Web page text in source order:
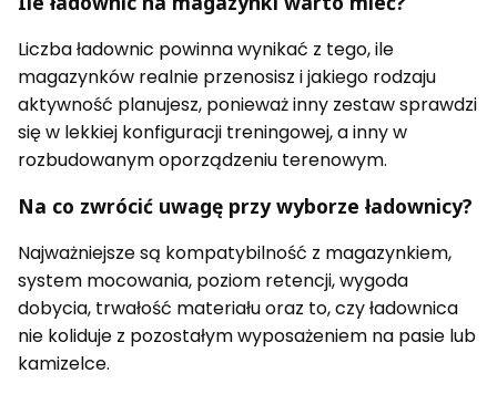
Liczba ładownic powinna wynikać z tego, ile
magazynków realnie przenosisz i jakiego rodzaju
aktywność planujesz, ponieważ inny zestaw sprawdzi
się w lekkiej konfiguracji treningowej, a inny w
rozbudowanym oporządzeniu terenowym.
Na co zwrócić uwagę przy wyborze ładownicy?
Najważniejsze są kompatybilność z magazynkiem,
system mocowania, poziom retencji, wygoda
dobycia, trwałość materiału oraz to, czy ładownica
nie koliduje z pozostałym wyposażeniem na pasie lub
kamizelce.